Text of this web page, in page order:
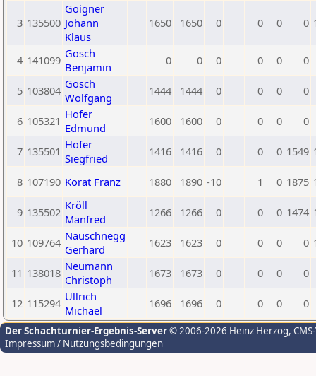
3 135500
Goigner
Johann
Klaus
1650 1650 0 0 0 0
4 141099 Gosch
Benjamin
0 0 0 0 0 0
5 103804 Gosch
Wolfgang
1444 1444 0 0 0 0
6 105321 Hofer
Edmund
1600 1600 0 0 0 0
7 135501 Hofer
Siegfried
1416 1416 0 0 0 1549
8 107190 Korat Franz 1880 1890 -10 1 0 1875
9 135502 Kröll
Manfred
1266 1266 0 0 0 1474
10 109764 Nauschnegg
Gerhard
1623 1623 0 0 0 0
11 138018 Neumann
Christoph
1673 1673 0 0 0 0
12 115294 Ullrich
Michael
1696 1696 0 0 0 0
Der Schachturnier-Ergebnis-Server© 2006-2026 Heinz Herzog,
Impressum / Nutzungsbedingungen